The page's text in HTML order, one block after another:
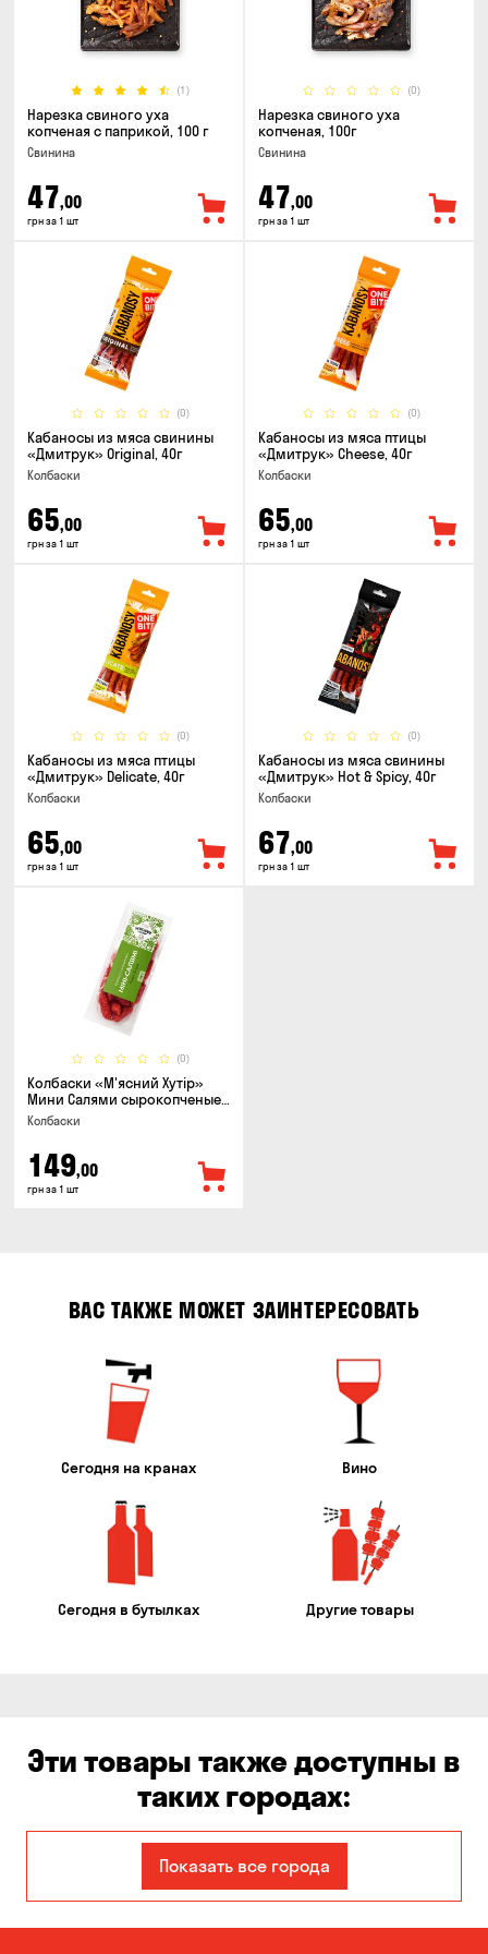
(1)
Нарезка свиного уха
копченая с паприкой, 100 г
Свинина
47,00
грн за 1 шт
(0)
Нарезка свиного уха
копченая, 100г
Свинина
47,00
грн за 1 шт
(0)
Кабаносы из мяса свинины
«Дмитрук» Original, 40г
Колбаски
65,00
грн за 1 шт
(0)
Кабаносы из мяса птицы
«Дмитрук» Cheese, 40г
Колбаски
65,00
грн за 1 шт
(0)
Кабаносы из мяса птицы
«Дмитрук» Delicate, 40г
Колбаски
65,00
грн за 1 шт
(0)
Кабаносы из мяса свинины
«Дмитрук» Hot & Spicy, 40г
Колбаски
67,00
грн за 1 шт
(0)
Колбаски «М'ясний Хутір»
Мини Салями сырокопченые,
150г
Колбаски
149,00
грн за 1 шт
ВАС ТАКЖЕ МОЖЕТ ЗАИНТЕРЕСОВАТЬ
Сегодня на кранах Вино
Сегодня в бутылках Другие товары
Эти товары также доступны в
таких городах:
Авангард
Бабурка Балабино
Показать все города